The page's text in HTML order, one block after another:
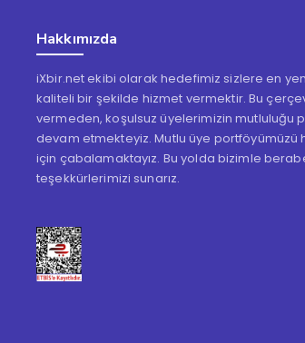
Hakkımızda
iXbir.net ekibi olarak hedefimiz sizlere en
kaliteli bir şekilde hizmet vermektir. Bu
vermeden, koşulsuz üyelerimizin mutluluğu
devam etmekteyiz. Mutlu üye portföyümüzü
için çabalamaktayız. Bu yolda bizimle
teşekkürlerimizi sunarız.